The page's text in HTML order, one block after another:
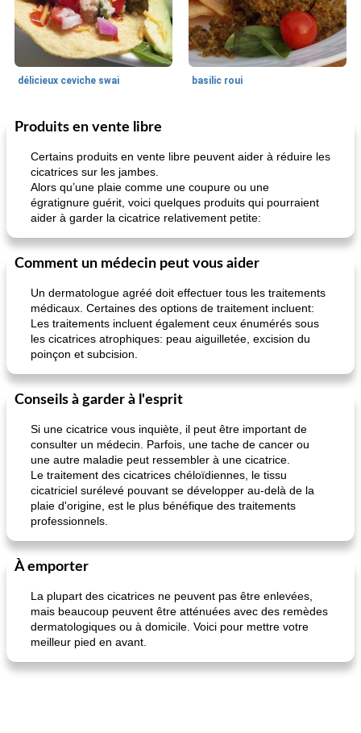
délicieux ceviche swai basilic roui
65min
Déjeuner / Snacks
Produits en vente libre
Certains produits en vente libre peuvent aider à réduire les
cicatrices sur les jambes.
Alors qu’une plaie comme une coupure ou une
égratignure guérit, voici quelques produits qui pourraient
aider à garder la cicatrice relativement petite:
Comment un médecin peut vous aider
Un dermatologue agréé doit effectuer tous les traitements
médicaux. Certaines des options de traitement incluent:
Les traitements incluent également ceux énumérés sous
les cicatrices atrophiques: peau aiguilletée, excision du
poinçon et subcision.
Conseils à garder à l'esprit
Si une cicatrice vous inquiète, il peut être important de
consulter un médecin. Parfois, une tache de cancer ou
une autre maladie peut ressembler à une cicatrice.
Le traitement des cicatrices chéloïdiennes, le tissu
cicatriciel surélevé pouvant se développer au-delà de la
plaie d'origine, est le plus bénéfique des traitements
professionnels.
À emporter
La plupart des cicatrices ne peuvent pas être enlevées,
mais beaucoup peuvent être atténuées avec des remèdes
dermatologiques ou à domicile. Voici pour mettre votre
meilleur pied en avant.